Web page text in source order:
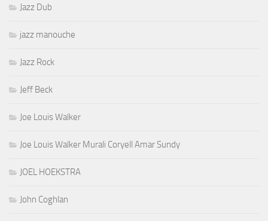
Jazz Dub
jazz manouche
Jazz Rock
Jeff Beck
Joe Louis Walker
Joe Louis Walker Murali Coryell Amar Sundy
JOEL HOEKSTRA
John Coghlan